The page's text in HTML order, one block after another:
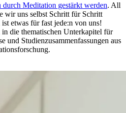
durch Medi­ta­tion gestärkt werden. All
wir uns selbst Schritt für Schritt
etwas für fast jede:n von uns!
in die thematischen Unterkapitel für
und Studienzusammenfassungen aus